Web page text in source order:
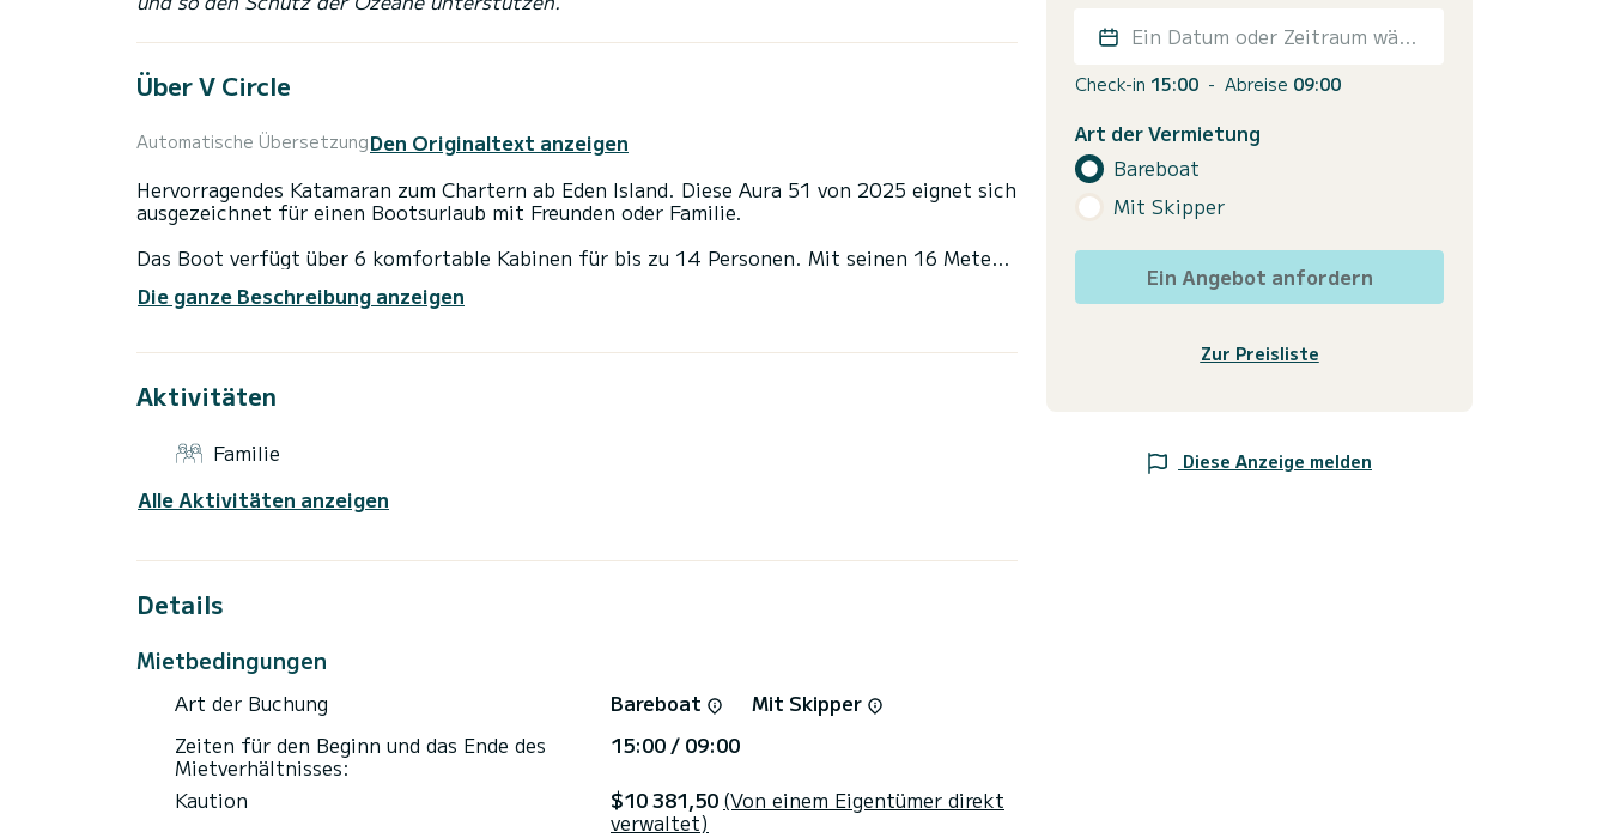
Über V Circle
Automatische ÜbersetzungDen Originaltext anzeigen
Hervorragendes Katamaran zum Chartern ab Eden Island. Diese Aura 51 von 2025 eignet sich
ausgezeichnet für einen Bootsurlaub mit Freunden oder Familie.
Das Boot verfügt über 6 komfortable Kabinen für bis zu 14 Personen. Mit seinen 16 Metern
einen unvergesslichen Bootsurlaub in der Umgebung von Eden Island.
Dieses Aura 51 verfügt über 6 Toiletten mit Dusche.
Dieses Boot ist mit einem Durchgelattetes Großsegel und einem Rollgenua ausgestattet. Es
Badeplattform, Klimaanlage, Deckdusche, Entsalzungsanlage, Bluetooth-Verbindung,
Elektrowinch.
Haben Sie Fragen bezüglich des Bootes oder den Charterbedingungen? Schicken Sie uns
Die ganze Beschreibung anzeigen
Aktivitäten
Familie
Alle Aktivitäten anzeigen
Details
Mietbedingungen
Art der Buchung Bareboat
Mit Skipper
Zeiten für den Beginn und das Ende des
Mietverhältnisses:
15:00 / 09:00
Kaution
$10 381,50 (Von einem Eigentümer direkt
verwaltet)
Ein Datum oder Zeitraum wählen
Check-in 15:00 - Abreise 09:00
Art der Vermietung
Bareboat
Mit Skipper
Ein Angebot anfordern
Zur Preisliste
Diese Anzeige melden